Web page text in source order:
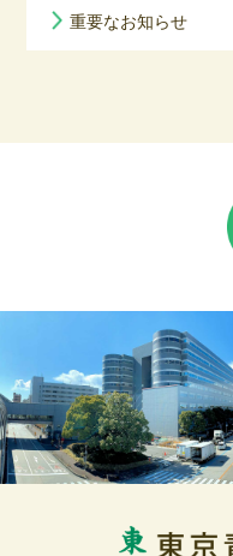
重要なお知らせ